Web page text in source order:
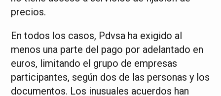
precios.
En todos los casos, Pdvsa ha exigido al
menos una parte del pago por adelantado en
euros, limitando el grupo de empresas
participantes, según dos de las personas y los
documentos. Los inusuales acuerdos han